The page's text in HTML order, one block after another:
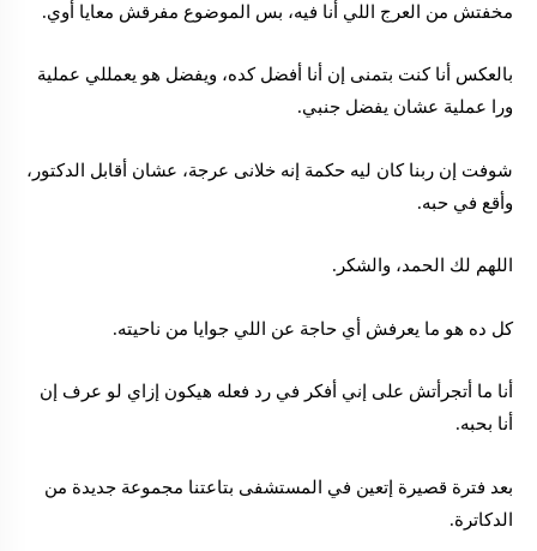
مخفتش من العرج اللي أنا فيه، بس الموضوع مفرقش معايا أوي.
بالعكس أنا كنت بتمنى إن أنا أفضل كده، ويفضل هو يعمللي عملية
ورا عملية عشان يفضل جنبي.
شوفت إن ربنا كان ليه حكمة إنه خلانى عرجة، عشان أقابل الدكتور،
وأقع في حبه.
اللهم لك الحمد، والشكر.
كل ده هو ما يعرفش أي حاجة عن اللي جوايا من ناحيته.
أنا ما أتجرأتش على إني أفكر في رد فعله هيكون إزاي لو عرف إن
أنا بحبه.
بعد فترة قصيرة إتعين في المستشفى بتاعتنا مجموعة جديدة من
الدكاترة.